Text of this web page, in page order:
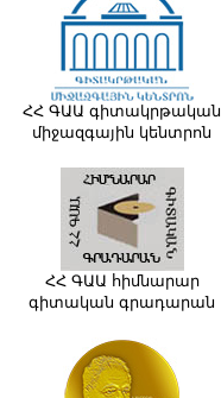
ՀՀ ԳԱԱ գիտակրթական
միջազգային կենտրոն
ՀՀ ԳԱԱ հիմնարար
գիտական գրադարան